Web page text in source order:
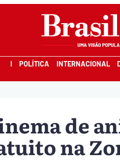
I POLÍTICA INTERNACIONAL
de
na